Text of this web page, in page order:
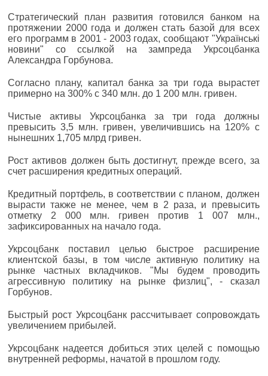
Стратегический план развития готовился банком на
протяжении 2000 года и должен стать базой для всех
его программ в 2001 - 2003 годах, сообщают "Українські
новини" со ссылкой на зампреда Укрсоцбанка
Александра Горбунова.
Согласно плану, капитал банка за три года вырастет
примерно на 300% с 340 млн. до 1 200 млн. гривен.
Чистые активы Укрсоцбанка за три года должны
превысить 3,5 млн. гривен, увеличившись на 120% с
нынешних 1,705 млрд гривен.
Рост активов должен быть достигнут, прежде всего, за
счет расширения кредитных операций.
Кредитный портфель, в соответствии с планом, должен
вырасти также не менее, чем в 2 раза, и превысить
отметку 2 000 млн. гривен против 1 007 млн.,
зафиксированных на начало года.
Укрсоцбанк поставил целью быстрое расширение
клиентской базы, в том числе активную политику на
рынке частных вкладчиков. "Мы будем проводить
агрессивную политику на рынке физлиц", - сказал
Горбунов.
Быстрый рост Укрсоцбанк рассчитывает сопровождать
увеличением прибылей.
Укрсоцбанк надеется добиться этих целей с помощью
внутренней реформы, начатой в прошлом году.